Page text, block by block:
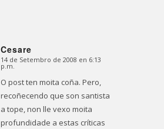
Cesare
Dice:
14 de Setembro de 2008 en 6:13
p.m.
O post ten moita coña. Pero,
recoñecendo que son santista
a tope, non lle vexo moita
profundidade a estas críticas